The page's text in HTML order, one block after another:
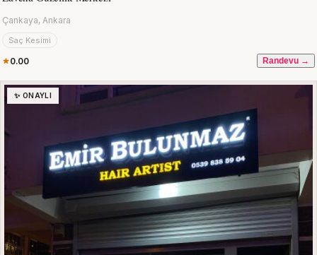
Çankaya, Ankara
Saç Kesimi
0.00 Randevu →
✨ ONAYLI